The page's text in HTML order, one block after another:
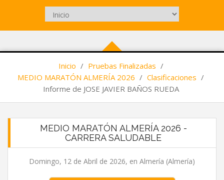
Inicio / Pruebas Finalizadas /
MEDIO MARATÓN ALMERÍA 2026 / Clasificaciones /
Informe de JOSE JAVIER BAÑOS RUEDA
MEDIO MARATÓN ALMERÍA 2026 -
CARRERA SALUDABLE
Domingo, 12 de Abril de 2026, en Almería (Almería)